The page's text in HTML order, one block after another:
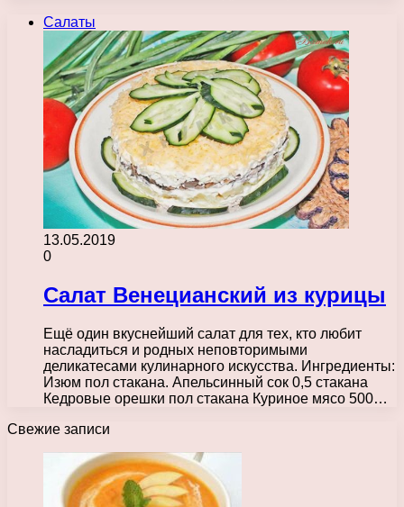
Салаты
13.05.2019
0
Салат Венецианский из курицы
Ещё один вкуснейший салат для тех, кто любит
насладиться и родных неповторимыми
деликатесами кулинарного искусства. Ингредиенты:
Изюм пол стакана. Апельсинный сок 0,5 стакана
Кедровые орешки пол стакана Куриное мясо 500…
Свежие записи